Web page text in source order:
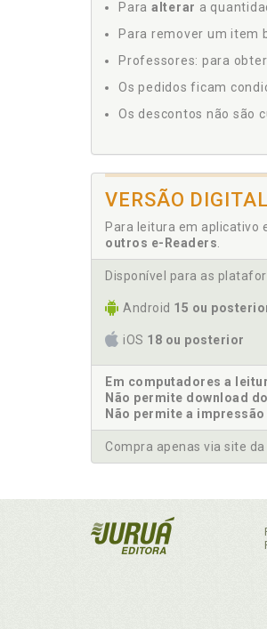
Para alterar a
Para remover um item
Professores: para
Os pedidos ficam
Os descontos não são
VERSÃO
Para leitura em aplicativo
outros e-Readers
Disponível para as
Android 15 ou
iOS 18 ou posterior
Em computadores a
Não permite download
Não permite a
Compra apenas via site da